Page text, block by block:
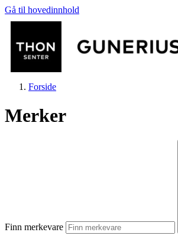
Gå til hovedinnhold
Mat og
Forside
Merker
Finn merkevare